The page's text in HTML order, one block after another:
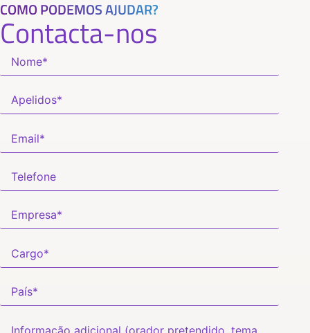
COMO PODEMOS AJUDAR?
Contacta-nos